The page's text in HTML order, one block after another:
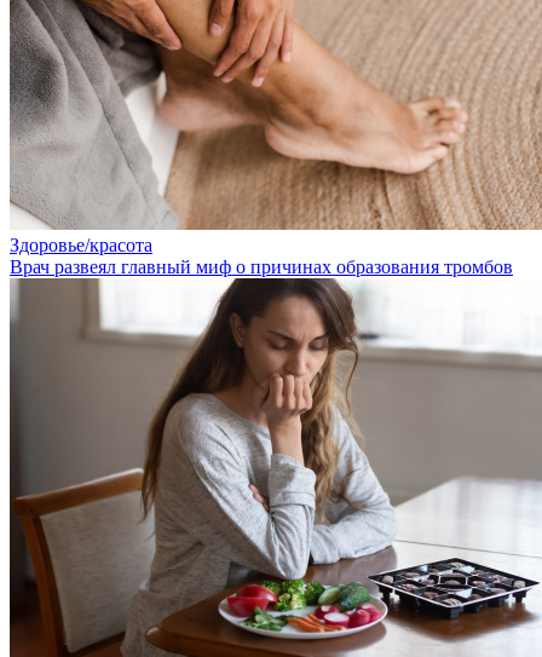
Здоровье/красота
Врач развеял главный миф о причинах образования тромбов